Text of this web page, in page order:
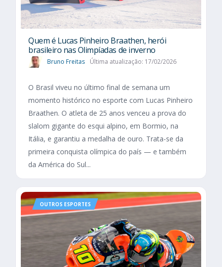
Quem é Lucas Pinheiro Braathen, herói
brasileiro nas Olimpíadas de inverno
Bruno Freitas Última atualização: 17/02/2026
O Brasil viveu no último final de semana um
momento histórico no esporte com Lucas Pinheiro
Braathen. O atleta de 25 anos venceu a prova do
slalom gigante do esqui alpino, em Bormio, na
Itália, e garantiu a medalha de ouro. Trata-se da
primeira conquista olímpica do país — e também
da América do Sul...
OUTROS ESPORTES